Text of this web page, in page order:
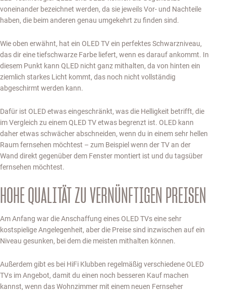
voneinander bezeichnet werden, da sie jeweils Vor- und Nachteile
haben, die beim anderen genau umgekehrt zu finden sind.
Wie oben erwähnt, hat ein OLED TV ein perfektes Schwarzniveau,
das dir eine tiefschwarze Farbe liefert, wenn es darauf ankommt. In
diesem Punkt kann QLED nicht ganz mithalten, da von hinten ein
ziemlich starkes Licht kommt, das noch nicht vollständig
abgeschirmt werden kann.
Dafür ist OLED etwas eingeschränkt, was die Helligkeit betrifft, die
im Vergleich zu einem QLED TV etwas begrenzt ist. OLED kann
daher etwas schwächer abschneiden, wenn du in einem sehr hellen
Raum fernsehen möchtest – zum Beispiel wenn der TV an der
Wand direkt gegenüber dem Fenster montiert ist und du tagsüber
fernsehen möchtest.
HOHE QUALITÄT ZU VERNÜNFTIGEN PREISEN
Am Anfang war die Anschaffung eines OLED TVs eine sehr
kostspielige Angelegenheit, aber die Preise sind inzwischen auf ein
Niveau gesunken, bei dem die meisten mithalten können.
Außerdem gibt es bei HiFi Klubben regelmäßig verschiedene OLED
TVs im Angebot, damit du einen noch besseren Kauf machen
kannst, wenn das Wohnzimmer mit einem neuen Fernseher